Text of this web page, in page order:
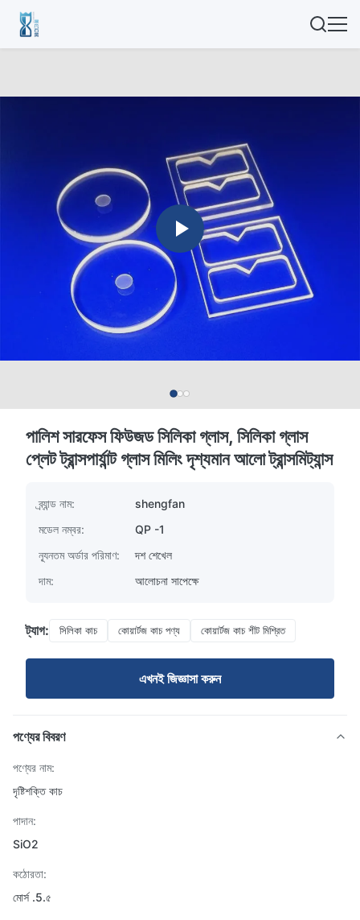
পালিশ সারফেস ফিউজড সিলিকা গ্লাস, সিলিকা গ্লাস
প্লেট ট্রান্সপার্যান্ট গ্লাস মিলিং দৃশ্যমান আলো ট্রান্সমিট্যান্স
ব্র্যান্ড নাম:
shengfan
মডেল নম্বর:
QP -1
ন্যূনতম অর্ডার পরিমাণ:
দশ শেখেল
দাম:
আলোচনা সাপেক্ষে
ট্যাগ: সিলিকা কাচ কোয়ার্টজ কাচ পণ্য কোয়ার্টজ কাচ শীট মিশ্রিত
এখনই জিজ্ঞাসা করুন
পণ্যের বিবরণ
পণ্যের নাম:
দৃষ্টিশক্তি কাচ
পাদান:
SiO2
কঠোরতা:
মোর্স .5.৫